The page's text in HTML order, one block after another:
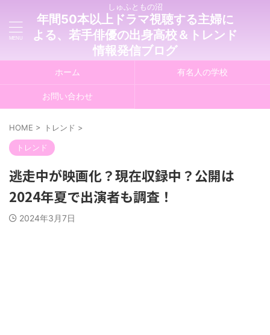
しゅふともの沼
年間50本以上ドラマ視聴する主婦に
よる、若手俳優の出身高校＆トレンド
情報発信ブログ
ホーム 有名人の学校
お問い合わせ
HOME > トレンド >
トレンド
逃走中が映画化？現在収録中？公開は
2024年夏で出演者も調査！
2024年3月7日